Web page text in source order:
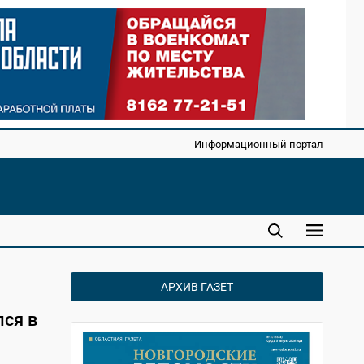
Информационный портал
в
АРХИВ ГАЗЕТ